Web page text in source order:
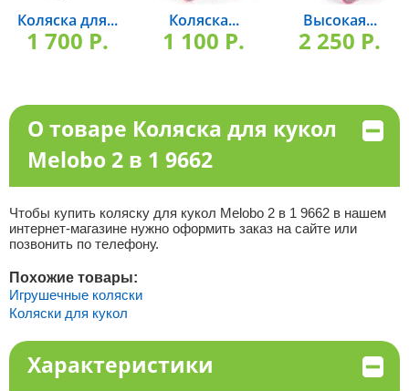
Коляска для...
1 700 P.
Коляска...
1 100 P.
Высокая...
2 250 P.
О товаре Коляска для кукол
Melobo 2 в 1 9662
Чтобы купить коляску для кукол Melobo 2 в 1 9662 в нашем
интернет-магазине нужно оформить заказ на сайте или
позвонить по телефону.
Похожие товары:
Игрушечные коляски
Коляски для кукол
Характеристики